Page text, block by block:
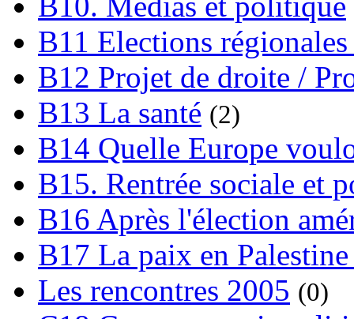
B11 Elections régionales
B12 Projet de droite /
B13 La santé (2)
B14 Quelle Europe
B15. Rentrée sociale et
B16 Après l'élection
B17 La paix en
Les rencontres 2005 (0)